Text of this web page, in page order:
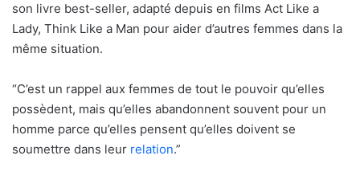
son livre best-seller, adapté depuis en films Act Like a
Lady, Think Like a Man pour aider d’autres femmes dans la
même situation.
“C’est un rappel aux femmes de tout le pouvoir qu’elles
possèdent, mais qu’elles abandonnent souvent pour un
homme parce qu’elles pensent qu’elles doivent se
soumettre dans leur relation.”